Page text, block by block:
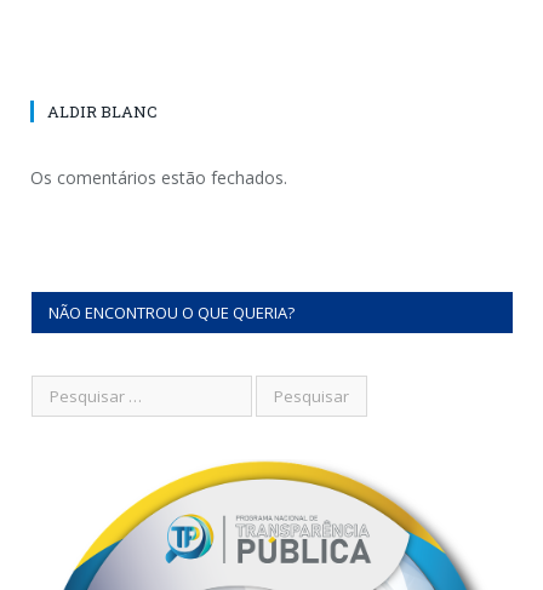
ALDIR BLANC
Os comentários estão fechados.
NÃO ENCONTROU O QUE QUERIA?